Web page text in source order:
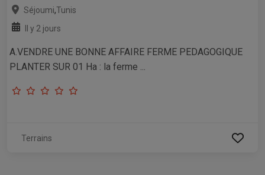
Séjoumi,Tunis
Il y 2 jours
A.VENDRE UNE BONNE AFFAIRE FERME PEDAGOGIQUE
PLANTER SUR 01 Ha : la ferme ...
Terrains